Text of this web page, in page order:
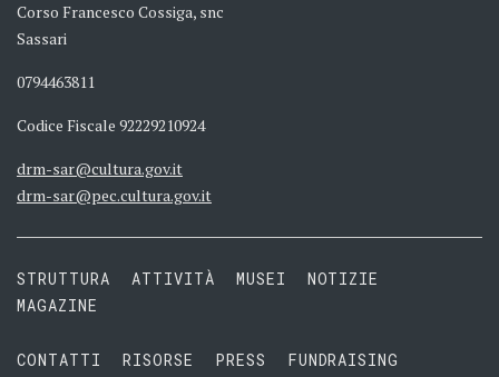
Corso Francesco Cossiga, snc
Sassari
0794463811
Codice Fiscale 92229210924
drm-sar@cultura.gov.it
drm-sar@pec.cultura.gov.it
STRUTTURA ATTIVITÀ MUSEI
NOTIZIE
MAGAZINE
CONTATTI RISORSE PRESS FUNDRAISING